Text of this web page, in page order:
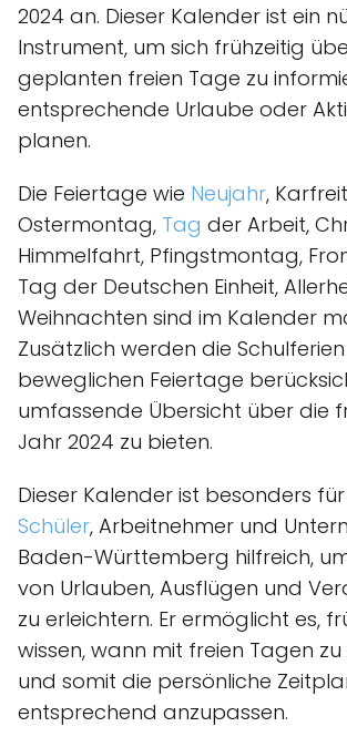
2024 an. Dieser Kalender ist ein
Instrument, um sich frühzeitig
geplanten freien Tage zu
entsprechende Urlaube oder
planen.
Die Feiertage wie Neujahr,
Ostermontag, Tag der Arbeit,
Himmelfahrt, Pfingstmontag,
Tag der Deutschen Einheit,
Weihnachten sind im Kalender
Zusätzlich werden die
beweglichen Feiertage
umfassende Übersicht über die
Jahr 2024 zu bieten.
Dieser Kalender ist besonders für
Schüler, Arbeitnehmer und
Baden-Württemberg hilfreich,
von Urlauben, Ausflügen und
zu erleichtern. Er ermöglicht es,
wissen, wann mit freien Tagen
und somit die persönliche
entsprechend anzupassen.